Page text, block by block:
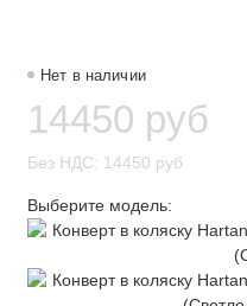
Нет в наличии
14450 руб
Без НДС: 14450 руб
Выберите модель: